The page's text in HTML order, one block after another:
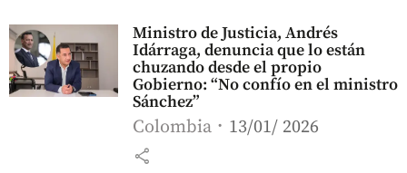
Ministro de Justicia, Andrés
Idárraga, denuncia que lo están
chuzando desde el propio
Gobierno: “No confío en el ministro
Sánchez”
Colombia 13/01/ 2026
share